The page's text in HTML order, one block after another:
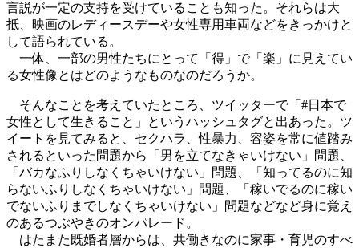
言説が一定の支持を受けていることも知った。それらは大
抵、映画のレディースデーや女性専用車両などをきっかけと
して語られている。
一体、一部の男性たちにとって「得」で「楽」に見えてい
る女性像とはどのようなものなのだろうか。
そんなことを考えていたところ、ツイッターで「#日本で
女性として生きること」というハッシュタグと出あった。ツ
イートを見てみると、セクハラ、性暴力、容姿を常に値踏み
されるといった問題から「男を立てなきゃいけない」問題、
「バカなふりしなくちゃいけない」問題、「知ってるのに知
らないふりしなくちゃいけない」問題、「稼いでるのに稼い
でないふりまでしなくちゃいけない」問題などなど身に覚え
のあるつぶやきのオンパレード。
はたまた既婚者層からは、共働きなのに家事・育児のすべ